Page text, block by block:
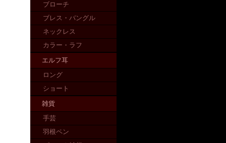
ブローチ
ブレス・バングル
ネックレス
カラー・ラフ
エルフ耳
ロング
ショート
雑貨
手芸
羽根ペン